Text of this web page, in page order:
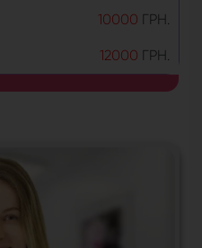
10000 ГРН.
12000 ГРН.